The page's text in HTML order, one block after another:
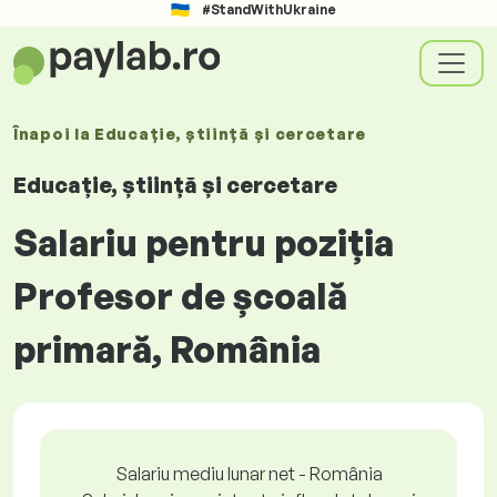
#StandWithUkraine
Înapoi la Educație, știință și cercetare
Educație, știință și cercetare
Salariu pentru poziția
Profesor de școală
primară, România
Salariu mediu lunar net - România